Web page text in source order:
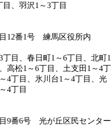
、羽沢1～3丁目
12番1号 練馬区役所内
目、春日町1～6丁目、北町1
高松1～6丁目、土支田1～4丁
4丁目、氷川台1～4丁目、光
4丁目
9番6号 光が丘区民センター